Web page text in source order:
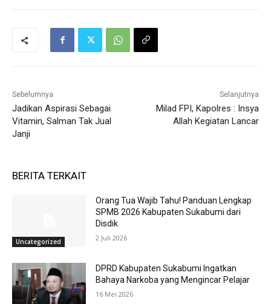
Sebelumnya
Jadikan Aspirasi Sebagai
Vitamin, Salman Tak Jual
Janji
Selanjutnya
Milad FPI, Kapolres : Insya
Allah Kegiatan Lancar
BERITA TERKAIT
Uncategorized
Orang Tua Wajib Tahu! Panduan Lengkap
SPMB 2026 Kabupaten Sukabumi dari
Disdik
2 Juli 2026
DPRD Kabupaten Sukabumi Ingatkan
Bahaya Narkoba yang Mengincar Pelajar
16 Mei 2026